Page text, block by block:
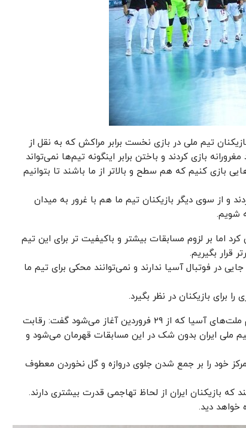
تیم ملی در بازی نخست برابر مراکش که به نقل از
شده بود مغرورانه بازی کردند و باختن برابر اینگونه تیم‌ها نمی‌تواند
بازی کنیم که هم سطح و بالاتر از ما باشند تا بتوانیم
و از سوی دیگر بازیکنان تیم ما هم با غرور به میدان
شویم.
اما بر لزوم مسابقات بیشتر و باکیفیت تر برای این تیم
قرار بگیریم.
در فوتبال آسیا ندارند و نمی‌توانند محکی برای تیم ما
برای بازیکنان در نظر بگیرد.
علی رعدی در خصوص حضور تیم ملی ایران در مسابقات جام ملت‌های آسیا که از ۲۹ فروردین آغاز می‌شود گفت: رقابت
ملی ایران بدون شک در این مسابقات قهرمان می‌شود و
خود را بر جمع شدن جلوی دروازه و گل نخوردن معطوف
بازیکنان ایران از لحاظ تهاجمی قدرت بیشتری دارند.
خواهد دید.